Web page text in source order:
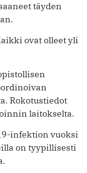
täyden
ovat olleet yli
Rokotustiedot
laitokselta.
infektion vuoksi
on tyypillisesti